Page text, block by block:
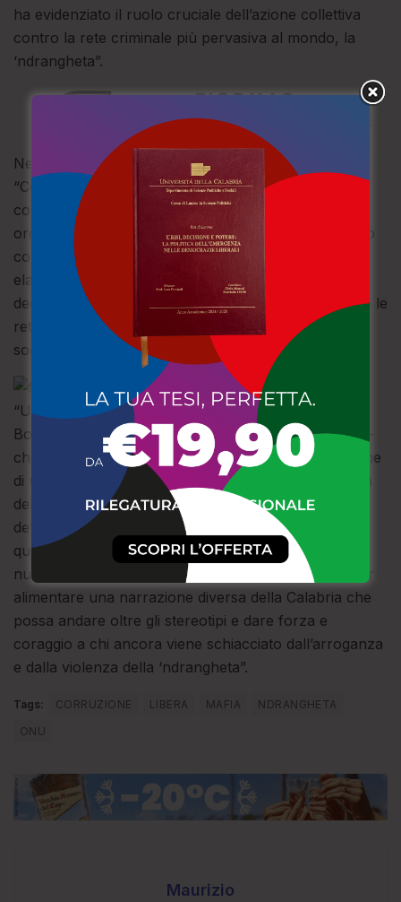
ha evidenziato il ruolo cruciale dell’azione collettiva
contro la rete criminale più pervasiva al mondo, la
‘ndrangheta”.
Nel sottolineare come l’iniziativa
“ControMafieCorruzione” sia strettamente allineata
con la propria missione di combattere la criminalità
organizzata transnazionale, l’UNODC ha evidenziato
come il “Manifesto contro le mafie e la corruzione”,
elaborato al termine della tre giorni, rivolgendosi ai
decisori politici, ha definito le priorità per smantellare le
reti criminali: l’istruzione, l’impegno civico e l’equità
sociale.
“Un riconoscimento importante . secondo Giuseppe
Borrello,
referente regionale di Libera in Calabria
che serve a far conoscere al mondo intero l’immagine
di una Calabria poco conosciuta e valorizzata: quella
delle tante realtà sociali positive che con
determinazione e concretezza sono impegnate,
quotidianamente, nel costruire, nella nostra regione,
nuova speranza. Una testimonianza utile, anche, per
alimentare una narrazione diversa della Calabria che
possa andare oltre gli stereotipi e dare forza e
coraggio a chi ancora viene schiacciato dall’arroganza
e dalla violenza della ‘ndrangheta”.
Tags: CORRUZIONE LIBERA MAFIA
NDRANGHETA
ONU
Maurizio